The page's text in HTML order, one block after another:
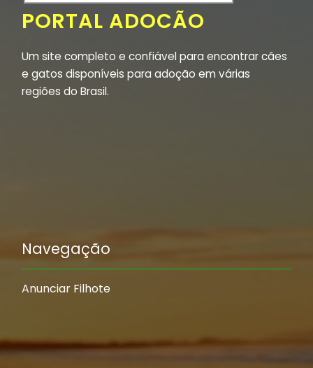
PORTAL ADOCÃO
Um site completo e confiável para encontrar cães
e gatos disponíveis para adoção em várias
regiões do Brasil.
Navegação
Anunciar Filhote